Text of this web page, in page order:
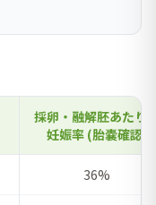
採卵・融解胚あたり
妊娠率 (胎嚢確認)
36%